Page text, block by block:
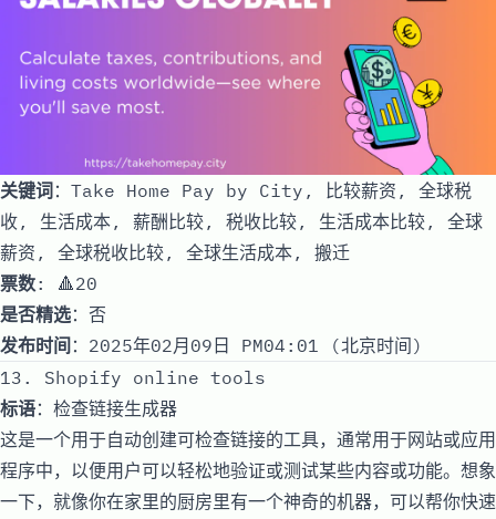
关键词：Take Home Pay by City, 比较薪资, 全球税
收, 生活成本, 薪酬比较, 税收比较, 生活成本比较, 全球
薪资, 全球税收比较, 全球生活成本, 搬迁
票数: 🔺20
是否精选：否
发布时间 ：2025年02月09日 PM04:01 (北京时间)
13. Shopify online tools
标语：检查链接生成器
这是一个用于自动创建可检查链接的工具，通常用于网站或应用
程序中，以便用户可以轻松地验证或测试某些内容或功能。想象
一下，就像你在家里的厨房里有一个神奇的机器，可以帮你快速